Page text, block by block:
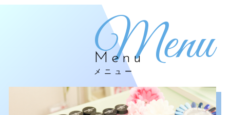
Menu
メニュー